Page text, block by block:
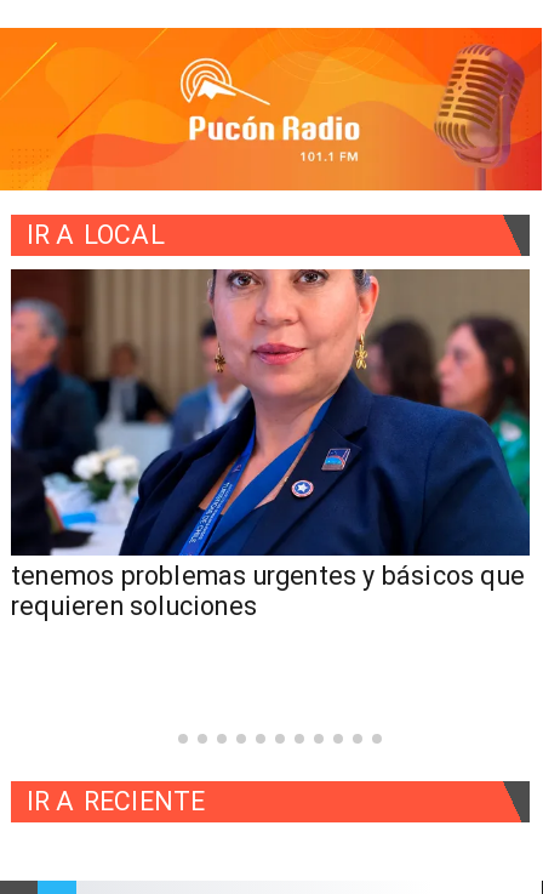
IR A LOCAL
tenemos problemas urgentes y básicos que
requieren soluciones
IR A RECIENTE